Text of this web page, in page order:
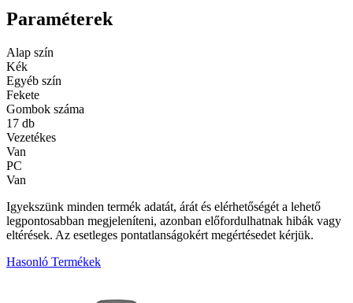
Paraméterek
Alap szín
Kék
Egyéb szín
Fekete
Gombok száma
17 db
Vezetékes
Van
PC
Van
Igyekszünk minden termék adatát, árát és elérhetőségét a lehető
legpontosabban megjeleníteni, azonban előfordulhatnak hibák vagy
eltérések. Az esetleges pontatlanságokért megértésedet kérjük.
Hasonló Termékek